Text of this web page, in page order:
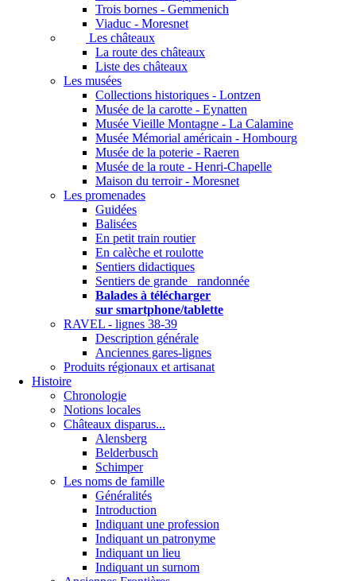
Trois bornes - Gemmenich
Viaduc - Moresnet
Les châteaux
La route des châteaux
Liste des châteaux
Les musées
Collections historiques - Lontzen
Musée de la carotte - Eynatten
Musée Vieille Montagne - La Calamine
Musée Mémorial américain - Hombourg
Musée de la poterie - Raeren
Musée de la route - Henri-Chapelle
Maison du terroir - Moresnet
Les promenades
Guidées
Balisées
En petit train routier
En calèche et roulotte
Sentiers didactiques
Sentiers de grande randonnée
Balades à télécharger
sur smartphone/tablette
RAVEL - lignes 38-39
Description générale
Anciennes gares-lignes
Produits régionaux et artisanat
Histoire
Chronologie
Notions locales
Châteaux disparus...
Alensberg
Belderbusch
Schimper
Les noms de famille
Généralités
Introduction
Indiquant une profession
Indiquant un patronyme
Indiquant un lieu
Indiquant un surnom